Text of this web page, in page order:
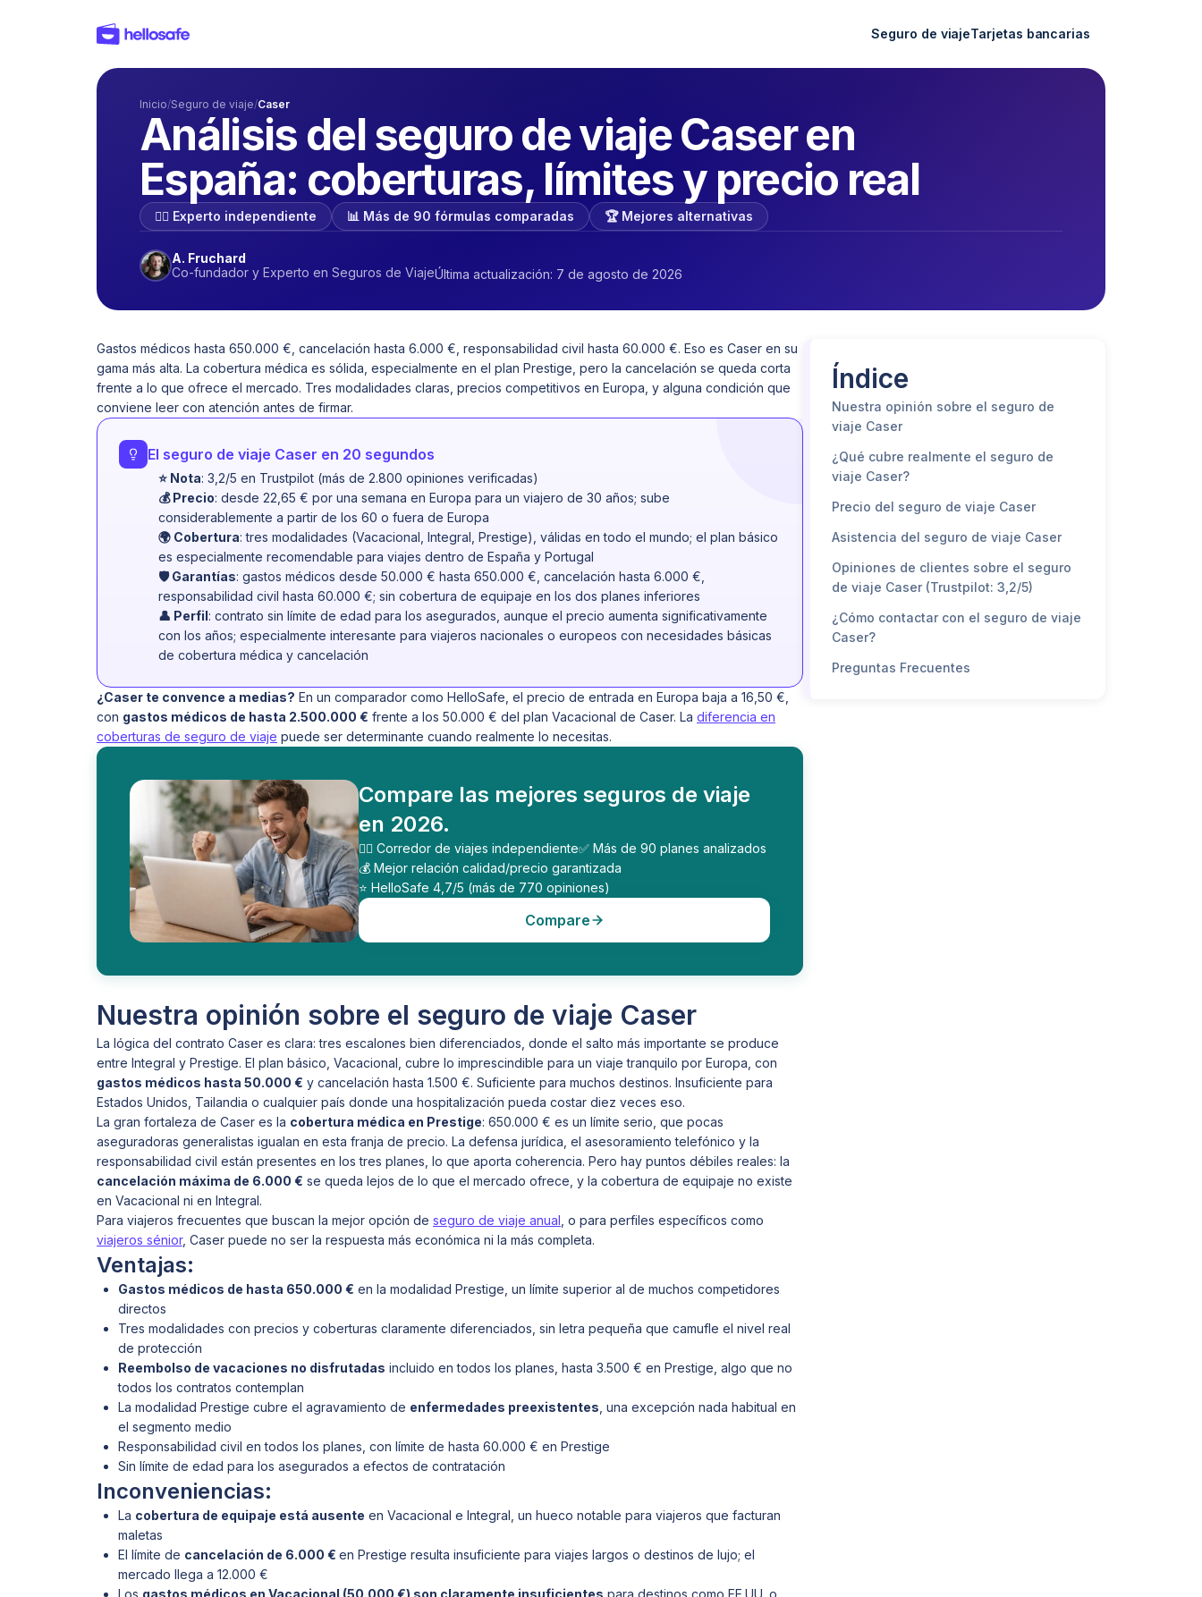
Seguro de viajeTarjetas bancarias
Inicio/Seguro de viaje/Caser
Análisis del seguro de viaje Caser en
España: coberturas, límites y precio real
🕵️‍♂️ Experto independiente 📊 Más de 90 fórmulas comparadas 🏆 Mejores alternativas
A. Fruchard
Co-fundador y Experto en Seguros de ViajeÚltima actualización: 7 de agosto de 2026
Gastos médicos hasta 650.000 €, cancelación hasta 6.000 €, responsabilidad civil hasta 60.000 €. Eso es Caser en su
gama más alta. La cobertura médica es sólida, especialmente en el plan Prestige, pero la cancelación se queda corta
frente a lo que ofrece el mercado. Tres modalidades claras, precios competitivos en Europa, y alguna condición que
conviene leer con atención antes de firmar.
El seguro de viaje Caser en 20 segundos
⭐ Nota: 3,2/5 en Trustpilot (más de 2.800 opiniones verificadas)
💰 Precio: desde 22,65 € por una semana en Europa para un viajero de 30 años; sube
considerablemente a partir de los 60 o fuera de Europa
🌍 Cobertura: tres modalidades (Vacacional, Integral, Prestige), válidas en todo el mundo; el plan básico
es especialmente recomendable para viajes dentro de España y Portugal
🛡️ Garantías: gastos médicos desde 50.000 € hasta 650.000 €, cancelación hasta 6.000 €,
responsabilidad civil hasta 60.000 €; sin cobertura de equipaje en los dos planes inferiores
👤 Perfil: contrato sin límite de edad para los asegurados, aunque el precio aumenta significativamente
con los años; especialmente interesante para viajeros nacionales o europeos con necesidades básicas
de cobertura médica y cancelación
¿Caser te convence a medias? En un comparador como HelloSafe, el precio de entrada en Europa baja a 16,50 €,
con gastos médicos de hasta 2.500.000 € frente a los 50.000 € del plan Vacacional de Caser. La diferencia en
coberturas de seguro de viaje puede ser determinante cuando realmente lo necesitas.
Compare las mejores seguros de viaje
en 2026.
🕵️‍♂️ Corredor de viajes independiente✅ Más de 90 planes analizados
💰 Mejor relación calidad/precio garantizada
⭐️ HelloSafe 4,7/5 (más de 770 opiniones)
Compare
Nuestra opinión sobre el seguro de viaje Caser
La lógica del contrato Caser es clara: tres escalones bien diferenciados, donde el salto más importante se produce
entre Integral y Prestige. El plan básico, Vacacional, cubre lo imprescindible para un viaje tranquilo por Europa, con
gastos médicos hasta 50.000 € y cancelación hasta 1.500 €. Suficiente para muchos destinos. Insuficiente para
Estados Unidos, Tailandia o cualquier país donde una hospitalización pueda costar diez veces eso.
La gran fortaleza de Caser es la cobertura médica en Prestige: 650.000 € es un límite serio, que pocas
aseguradoras generalistas igualan en esta franja de precio. La defensa jurídica, el asesoramiento telefónico y la
responsabilidad civil están presentes en los tres planes, lo que aporta coherencia. Pero hay puntos débiles reales: la
cancelación máxima de 6.000 € se queda lejos de lo que el mercado ofrece, y la cobertura de equipaje no existe
en Vacacional ni en Integral.
Para viajeros frecuentes que buscan la mejor opción de seguro de viaje anual , o para perfiles específicos como
viajeros sénior, Caser puede no ser la respuesta más económica ni la más completa.
Ventajas:
Gastos médicos de hasta 650.000 € en la modalidad Prestige, un límite superior al de muchos competidores
directos
Tres modalidades con precios y coberturas claramente diferenciados, sin letra pequeña que camufle el nivel real
de protección
Reembolso de vacaciones no disfrutadas incluido en todos los planes, hasta 3.500 € en Prestige, algo que no
todos los contratos contemplan
La modalidad Prestige cubre el agravamiento de enfermedades preexistentes , una excepción nada habitual en
el segmento medio
Responsabilidad civil en todos los planes, con límite de hasta 60.000 € en Prestige
Sin límite de edad para los asegurados a efectos de contratación
Inconveniencias:
La cobertura de equipaje está ausente en Vacacional e Integral, un hueco notable para viajeros que facturan
maletas
El límite de cancelación de 6.000 € en Prestige resulta insuficiente para viajes largos o destinos de lujo; el
mercado llega a 12.000 €
Los gastos médicos en Vacacional (50.000 €) son claramente insuficientes para destinos como EE.UU. o
Índice
Nuestra opinión sobre el seguro de
viaje Caser
¿Qué cubre realmente el seguro de
viaje Caser?
Precio del seguro de viaje Caser
Asistencia del seguro de viaje Caser
Opiniones de clientes sobre el seguro
de viaje Caser (Trustpilot: 3,2/5)
¿Cómo contactar con el seguro de viaje
Caser?
Preguntas Frecuentes